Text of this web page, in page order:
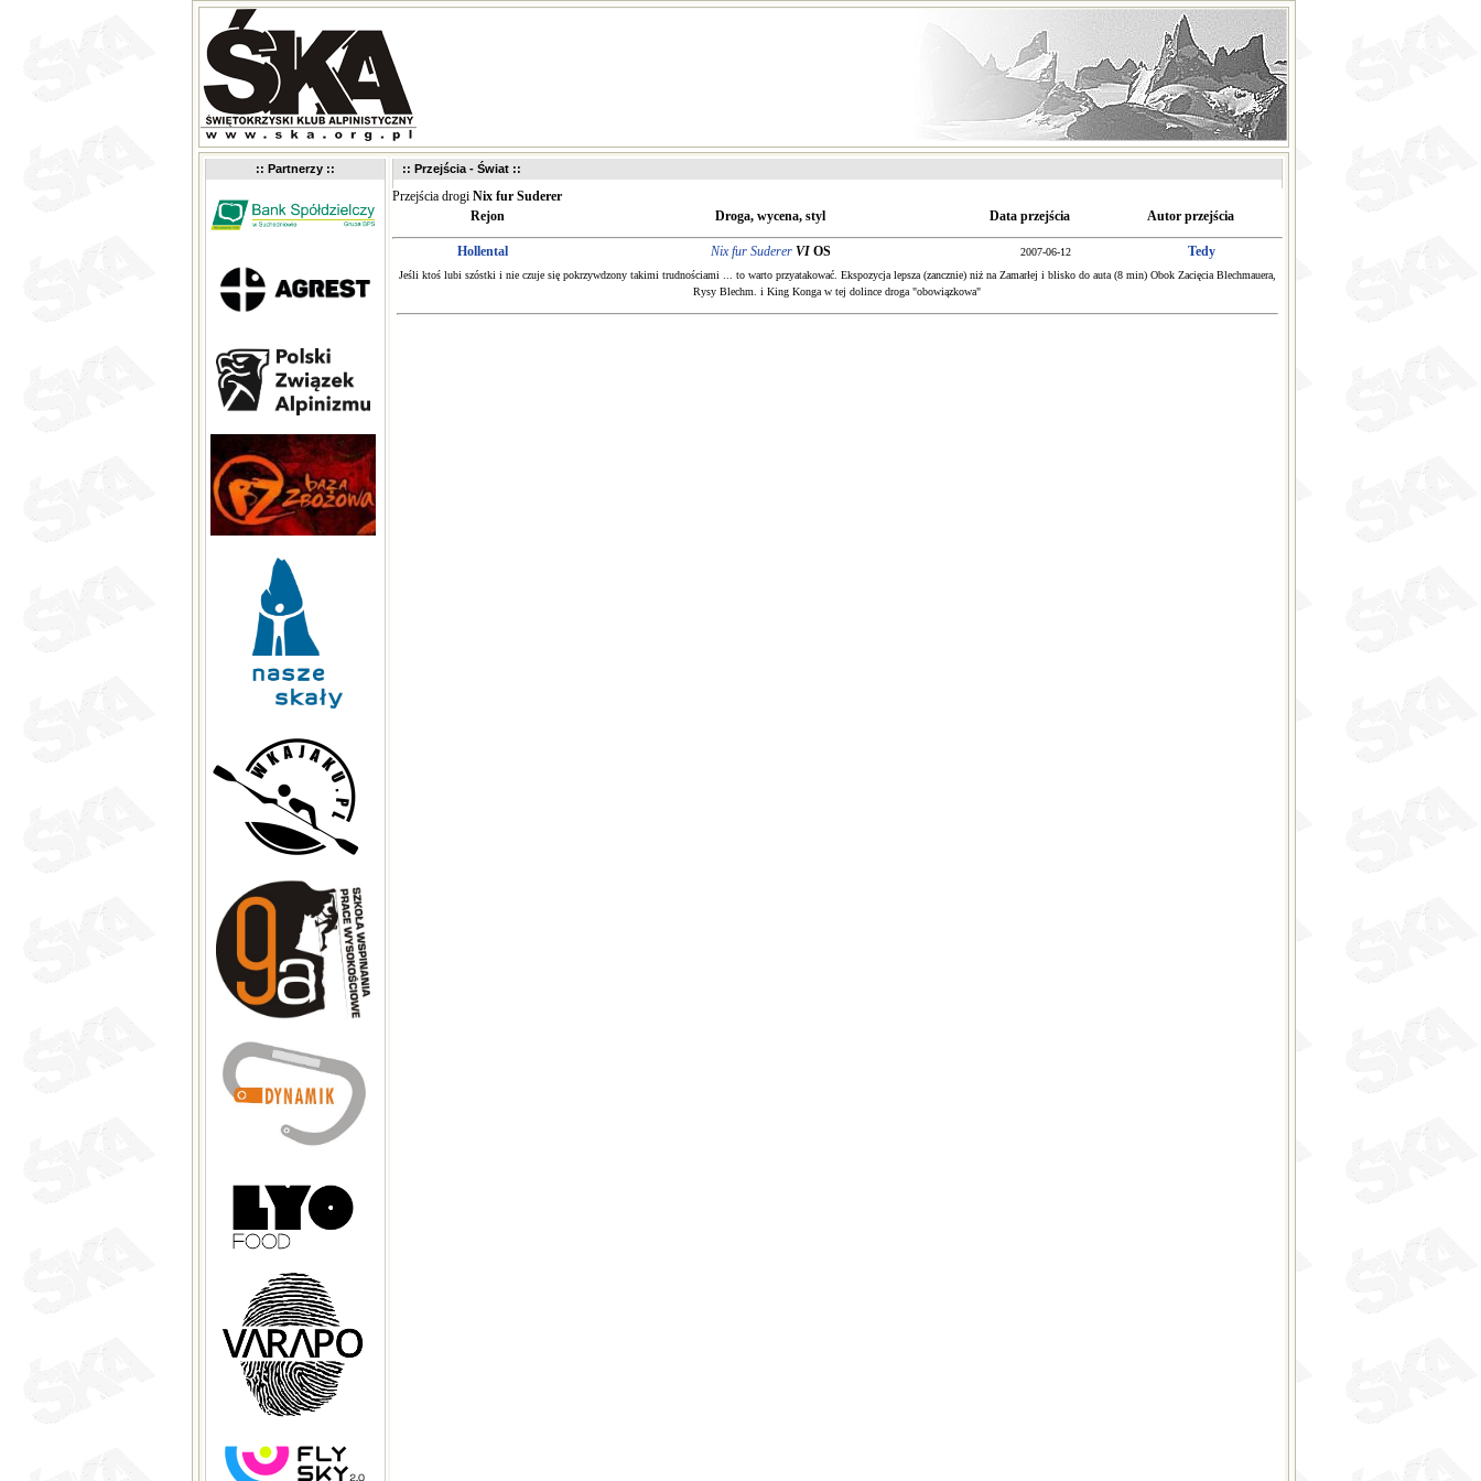
:: Partnerzy :: :: Przejścia - Świat ::
Przejścia drogi Nix fur Suderer
Rejon
Droga, wycena, styl Data przejścia Autor przejścia
Hollental Nix fur Suderer VI OS 2007-06-12 Tedy
Jeśli ktoś lubi szóstki i nie czuje się pokrzywdzony takimi trudnościami ... to warto przyatakować. Ekspozycja lepsza (zancznie) niż na Zamarłej i blisko do auta (8 min) Obok Zacięcia Blechmauera,
Rysy Blechm. i King Konga w tej dolince droga "obowiązkowa"